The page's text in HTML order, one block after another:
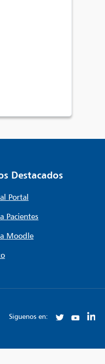
Destacados
Portal
Pacientes
Moodle
Siguenos en: